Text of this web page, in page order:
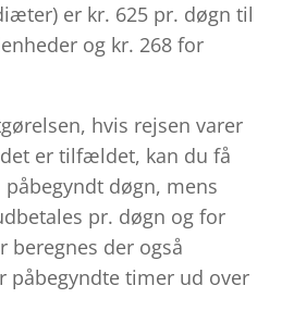
er kr. 625 pr. døgn til
og kr. 268 for
hvis rejsen varer
er tilfældet, kan du få
døgn, mens
pr. døgn og for
beregnes der også
påbegyndte timer ud over